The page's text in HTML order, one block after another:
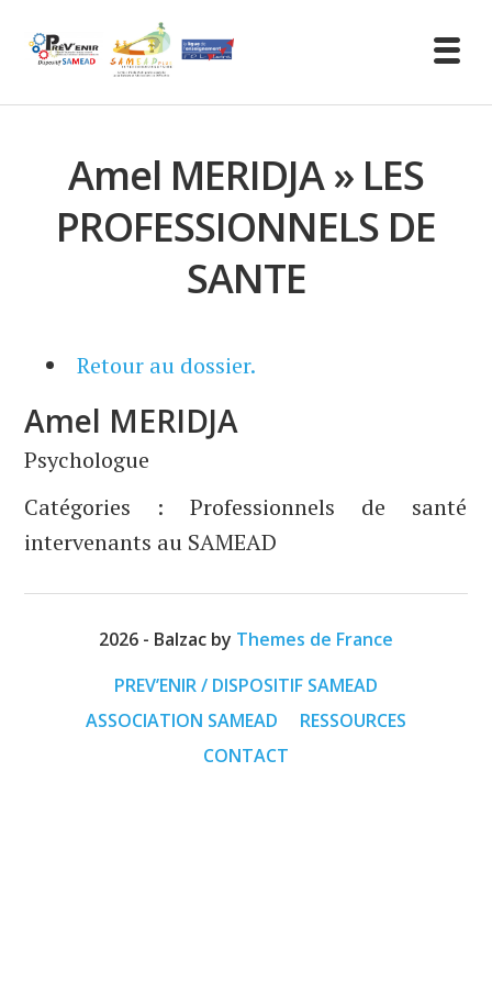
Amel MERIDJA » LES
PROFESSIONNELS DE
SANTE
Retour au dossier.
Amel MERIDJA
Psychologue
Catégories :Professionnels de santé
intervenants au SAMEAD
2026 - Balzac by Themes de France
PREV’ENIR / DISPOSITIF SAMEAD
ASSOCIATION SAMEAD
RESSOURCES
CONTACT